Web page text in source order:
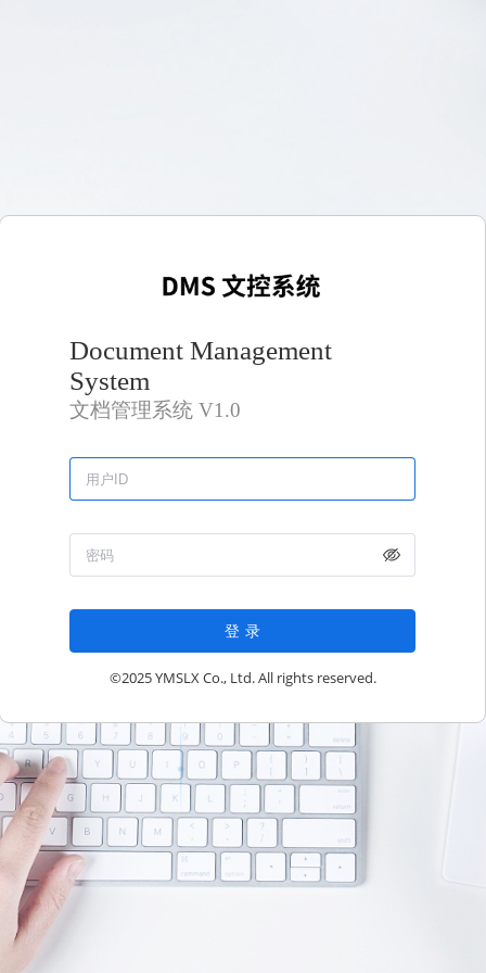
Document Management
System
文档管理系统 V1.0
登录
©2025 YMSLX Co., Ltd. All rights reserved.